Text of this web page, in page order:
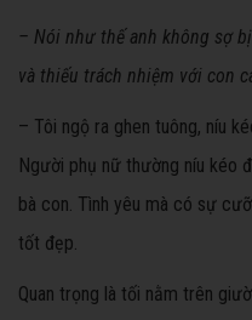
– Nói như thế anh không sợ
và thiếu trách nhiệm với con
– Tôi ngộ ra ghen tuông, níu
Người phụ nữ thường níu kéo
bà con. Tình yêu mà có sự
tốt đẹp.
Quan trọng là tối nằm trên